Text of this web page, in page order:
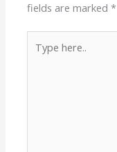
fields are marked*
here..